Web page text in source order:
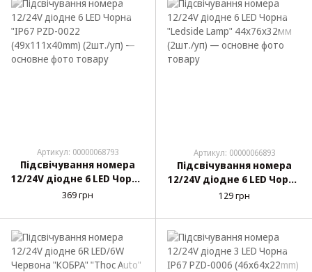
Артикул: 00000068793
Підсвічування номера
12/24V діодне 6 LED Чорна
"IP67 PZD-0022
369 грн
Артикул: 00000066893
Підсвічування номера
12/24V діодне 6 LED Чорна
"Ledside Lamp"
129 грн